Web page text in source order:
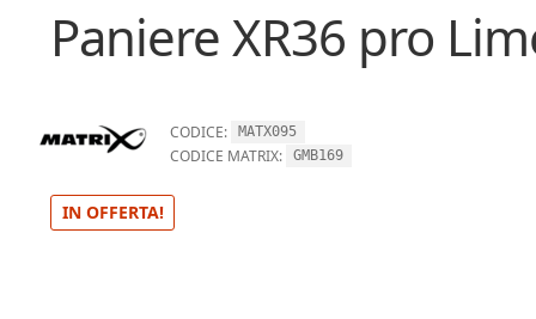
Paniere XR36 pro
CODICE: MATX095
CODICE MATRIX: GMB169
IN OFFERTA!